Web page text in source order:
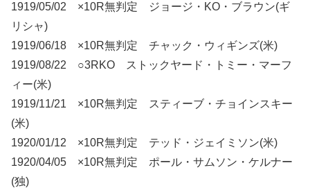
1919/05/02 ×10R無判定 ジョージ・KO・ブラウン(ギ
リシャ)
1919/06/18 ×10R無判定 チャック・ウィギンズ(米)
1919/08/22 ○3RKO ストックヤード・トミー・マーフ
ィー(米)
1919/11/21 ×10R無判定 スティーブ・チョインスキー
(米)
1920/01/12 ×10R無判定 テッド・ジェイミソン(米)
1920/04/05 ×10R無判定 ポール・サムソン・ケルナー
(独)